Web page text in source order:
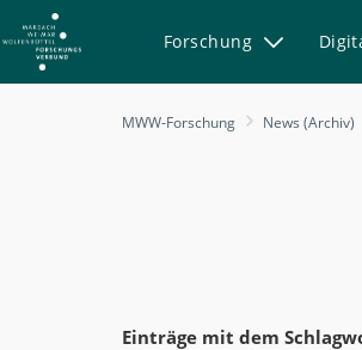
Forschung
-
MWW-Forschung News (Archiv)
Einträge mit dem